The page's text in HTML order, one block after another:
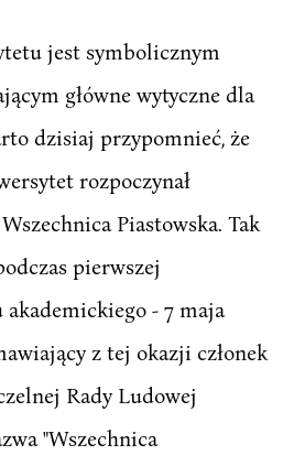
jest symbolicznym
główne wytyczne dla
dzisiaj przypomnieć, że
rozpoczynał
Piastowska. Tak
pierwszej
- 7 maja
z tej okazji członek
Rady Ludowej
"Wszechnica